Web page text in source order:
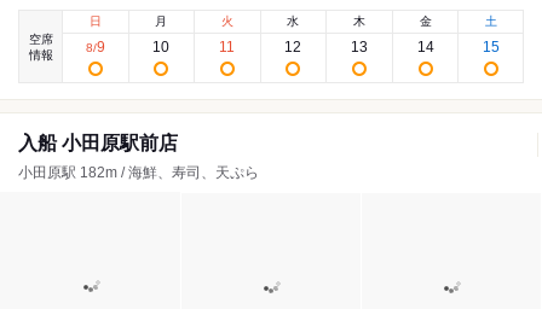
空席
情報
日
8/9
月
10
火
11
水
12
木
13
金
14
土
15
入船 小田原駅前店
小田原駅 182m / 海鮮、寿司、天ぷら